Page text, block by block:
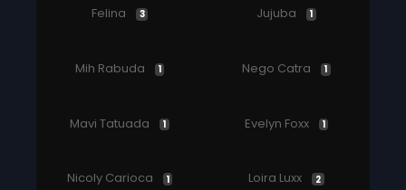
Felina 3 Jujuba 1
Mih Rabuda 1 Nego Catra 1
Mavi Tatuada 1 Evelyn Foxx 1
Nicoly Carioca 1 Loira Luxx 2